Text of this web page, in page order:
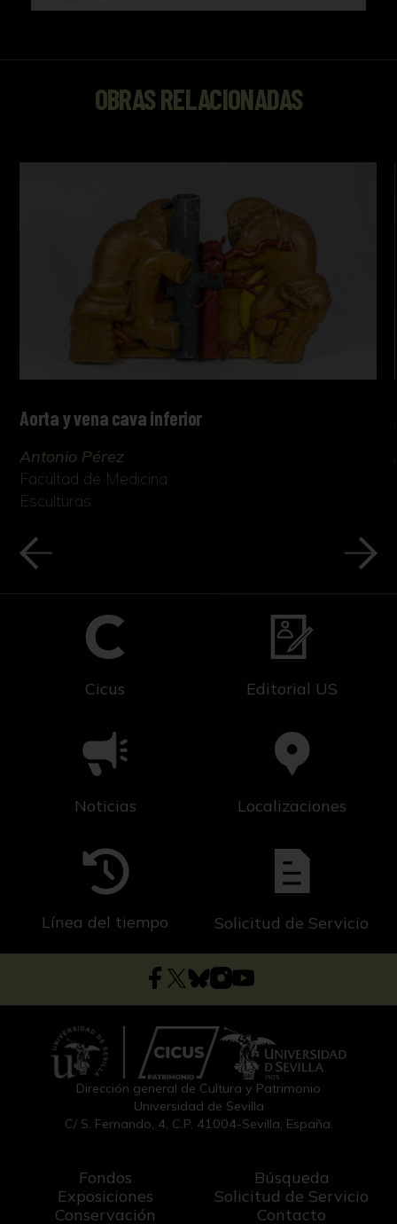
OBRAS RELACIONADAS
Aorta y vena cava inferior
Antonio Pérez
Facultad de Medicina
Esculturas
Cicus Editorial US
Noticias Localizaciones
Línea del tiempo Solicitud de Servicio
Dirección general de Cultura y Patrimonio
Universidad de Sevilla
C/ S. Fernando, 4, C.P. 41004-Sevilla, España.
Fondos
Exposiciones
Conservación
Búsqueda
Solicitud de Servicio
Contacto